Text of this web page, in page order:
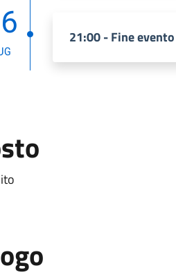
21:00 - Fine evento